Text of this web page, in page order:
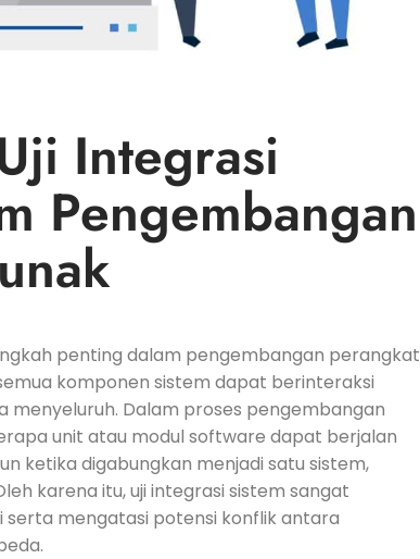
Integrasi‍
⁣Pengembangan
penting dalam ⁤pengembangan ​perangkat
komponen sistem ​dapat berinteraksi
menyeluruh.‌ Dalam proses pengembangan
⁤unit atau modul software⁣ dapat⁢ berjalan
ketika digabungkan menjadi⁤ satu⁢ sistem,
karena⁢ itu,​ uji ⁣integrasi sistem sangat‍
⁣mengatasi potensi konflik ⁤antara